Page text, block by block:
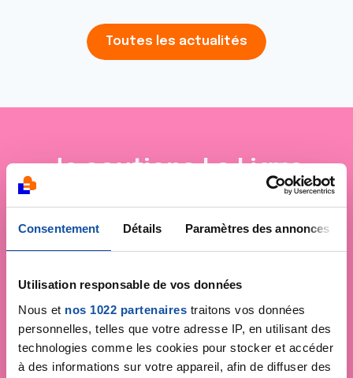
Consentement Détails Paramètres des annonces
Utilisation responsable de vos données
Nous et nos 1022 partenaires traitons vos données
personnelles, telles que votre adresse IP, en utilisant des
technologies comme les cookies pour stocker et accéder
à des informations sur votre appareil, afin de diffuser des
Toutes les actualités
Je soutiensLa Ligue